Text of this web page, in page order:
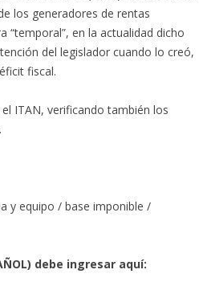
los generadores de rentas
“temporal”, en la actualidad dicho
del legislador cuando lo creó,
fiscal.
ITAN, verificando también los
y equipo / base imponible /
debe ingresar aquí: